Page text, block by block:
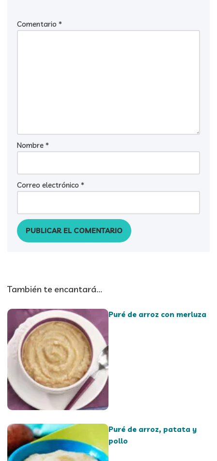
Comentario *
Nombre *
Correo electrónico *
También te encantará...
Puré de arroz con merluza
Puré de arroz, patata y
pollo